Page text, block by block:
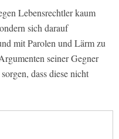
Lebensrechtler kaum
sich darauf
mit Parolen und Lärm zu
seiner Gegner
dass diese nicht